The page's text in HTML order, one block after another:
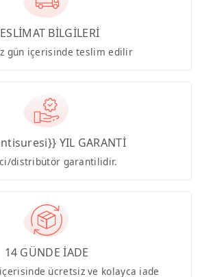
BİLGİLERİ
gün içerisinde teslim edilir
YIL GARANTİ
distribütör garantilidir.
14 GÜNDE İADE
ücretsiz ve kolayca iade